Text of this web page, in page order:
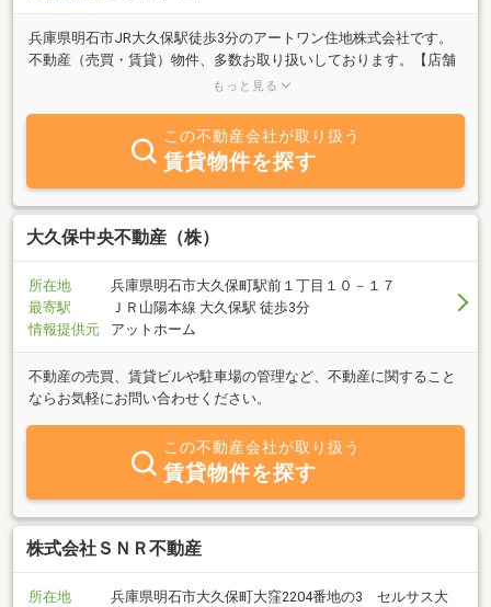
兵庫県明石市JR大久保駅徒歩3分のアートワン住地株式会社です。
不動産（売買・賃貸）物件、多数お取り扱いしております。【店舗
テナント企画プランニング・兵庫県での田舎暮し物件】に力を注い
はアートワン住地株式会社へ！テナント探し不動産交渉のサポー
ト、周辺マーケティング、設計デザインサポート、 融資、内装リノ
ベーション、営業ならびに広告・チラシの相談まで。各種 独立
起業の運転資金・設備・内装工事費などのご融資いつでもご相談く
ださい。
もっと見る
この不動産会社が取り扱う
賃貸物件を探す
大久保中央不動産（株）
所在地
兵庫県明石市大久保町駅前１丁目１０－１７
最寄駅
ＪＲ山陽本線 大久保駅 徒歩3分
情報提供元
アットホーム
不動産の売買、賃貸ビルや駐車場の管理など、不動産に関すること
ならお気軽にお問い合わせください。
この不動産会社が取り扱う
賃貸物件を探す
株式会社ＳＮＲ不動産
所在地
兵庫県明石市大久保町大窪2204番地の3 セルサス大